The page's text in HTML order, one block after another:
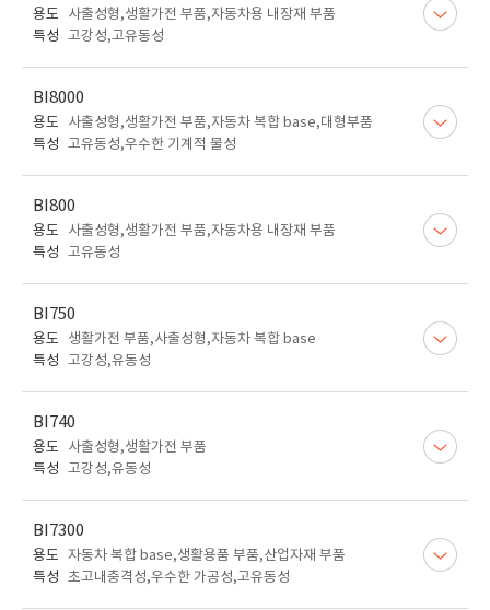
용도
사출성형,생활가전 부품,자동차용 내장재 부품
특성 고강성,고유동성
BI8000
용도
사출성형,생활가전 부품,자동차 복합 base,대형부품
특성 고유동성,우수한 기계적 물성
BI800
용도
사출성형,생활가전 부품,자동차용 내장재 부품
특성 고유동성
BI750
용도
생활가전 부품,사출성형,자동차 복합 base
특성 고강성,유동성
BI740
용도
사출성형,생활가전 부품
특성 고강성,유동성
BI7300
용도
자동차 복합 base,생활용품 부품,산업자재 부품
특성 초고내충격성,우수한 가공성,고유동성